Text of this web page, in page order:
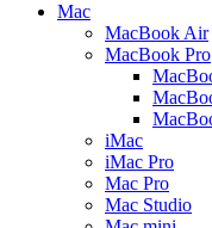
Mac
MacBook Air
MacBook Pro
iMac
iMac Pro
Mac Pro
Mac Studio